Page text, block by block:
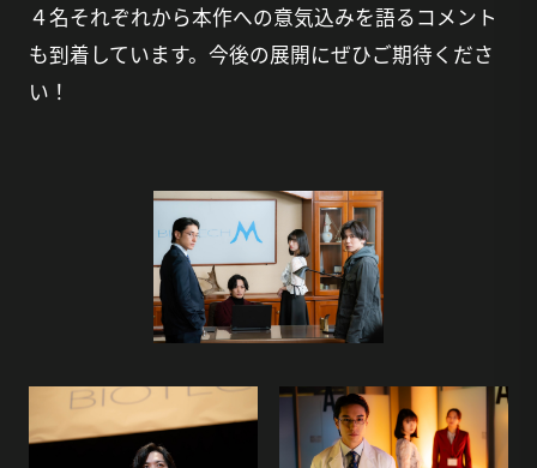
４名それぞれから本作への意気込みを語るコメント
も到着しています。今後の展開にぜひご期待くださ
い！